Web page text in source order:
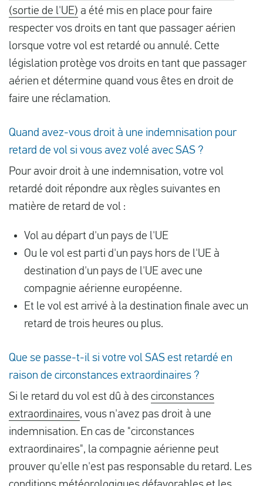
(sortie de l'UE) a été mis en place pour faire
respecter vos droits en tant que passager aérien
lorsque votre vol est retardé ou annulé. Cette
législation protège vos droits en tant que passager
aérien et détermine quand vous êtes en droit de
faire une réclamation.
Quand avez-vous droit à une indemnisation pour
retard de vol si vous avez volé avec SAS ?
Pour avoir droit à une indemnisation, votre vol
retardé doit répondre aux règles suivantes en
matière de retard de vol :
Vol au départ d'un pays de l'UE
Ou le vol est parti d'un pays hors de l'UE à
destination d'un pays de l'UE avec une
compagnie aérienne européenne.
Et le vol est arrivé à la destination finale avec un
retard de trois heures ou plus.
Que se passe-t-il si votre vol SAS est retardé en
raison de circonstances extraordinaires ?
Si le retard du vol est dû à des circonstances
extraordinaires, vous n'avez pas droit à une
indemnisation. En cas de "circonstances
extraordinaires", la compagnie aérienne peut
prouver qu'elle n'est pas responsable du retard. Les